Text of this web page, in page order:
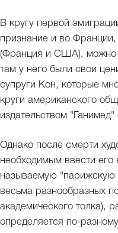
В кругу первой
признание и во
(Франция и США), можно
там у него были свои
супруги Кон, которые
круги американского
издательством
Однако после смерти
необходимым ввести
называемую "парижскую
весьма разнообразных
академического толка),
определяется по-